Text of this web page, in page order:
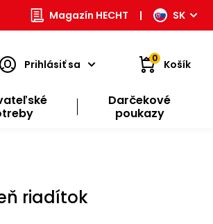
Magazín HECHT | SK
Prihlásiť sa 0 Košík
Darčekové
poukazy
riadítok